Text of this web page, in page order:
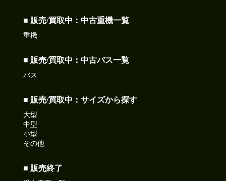
■ 販売/買取中：中古重機一覧
重機
■ 販売/買取中：中古バス一覧
バス
■ 販売/買取中：サイズから探す
大型
中型
小型
その他
■ 販売終了